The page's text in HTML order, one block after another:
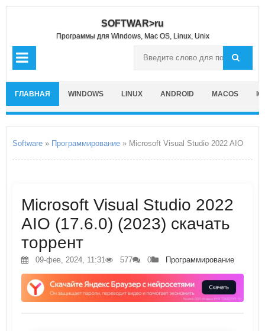
SOFTWAR>ru
Программы для Windows, Mac OS, Linux, Unix
ГЛАВНАЯ WINDOWS LINUX ANDROID MACOS
Software » Программирование » Microsoft Visual Studio 2022 AIO
Microsoft Visual Studio 2022
AIO (17.6.0) (2023) скачать
торрент
09-фев, 2024, 11:31 577 0 Программирование